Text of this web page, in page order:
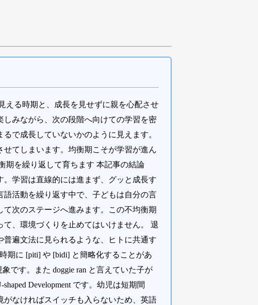
える時期と、成長を見せずに親を心配させ
みながら、次の段階へ向けての学習を密
で成長していないかのように見えます。
てしまいます。均衡期こそが学習が進ん
期を繰り返して育ちます 本記事の結論
学習は直線的には進まず、グッと成長す
活動を繰り返す中で、子どもは自分の言
次のステージへ進みます。この不均衡期
、環境づくりを止めてはいけません。 退
遍文法に見られるような、ヒトに共通す
期に [piti] や [bidi] と簡略化することがあ
です。また doggie ran と言えていた子が
Development です。幼児は短期間
なければスイッチも入らないため、英語